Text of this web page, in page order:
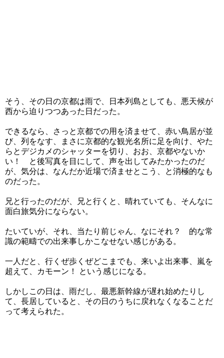
そう、その日の京都は雨で、日本列島としても、悪天候が
西から迫りつつあった日だった。
できるなら、さっと京都での用を済ませて、赤い鳥居が並
び、列をなす、まさに京都的な観光名所に足を向け、やた
らとデジカメのシャッターを切り、おお、京都やないか
い！ と後写真を目にして、声を出してみたかったのだ
が、気分は、なんだか近場で済ませとこう、と消極的なも
のだった。
兄と行ったのだが、兄と行くと、晴れていても、そんなに
面白旅気分にならない。
たいていが、それ、当たり前じゃん、なにそれ？ 的な常
識の範疇での出来事しかこなせない感じがある。
一人だと、行くぜ歩くぜどこまでも、来いよ出来事、嵐を
超えて、カモーン！ という感じになる。
しかしこの日は、雨だし、最悪新幹線が遅れ始めたりし
て、長居していると、その日のうちに戻れなくなることだ
って考えられた。